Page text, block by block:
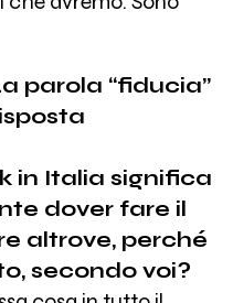
parola “fiducia”
in Italia significa
dover fare il
altrove, perché
secondo voi?